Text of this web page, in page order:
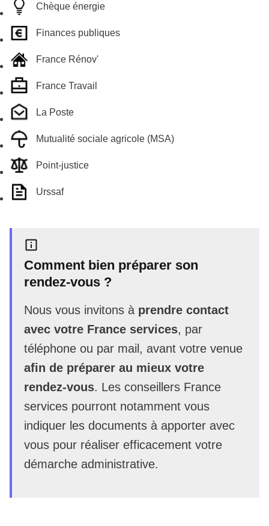
Chèque énergie
Finances publiques
France Rénov'
France Travail
La Poste
Mutualité sociale agricole (MSA)
Point-justice
Urssaf
Comment bien préparer son
rendez-vous ?
Nous vous invitons à prendre contact
avec votre France services, par
téléphone ou par mail, avant votre venue
afin de préparer au mieux votre
rendez-vous. Les conseillers France
services pourront notamment vous
indiquer les documents à apporter avec
vous pour réaliser efficacement votre
démarche administrative.